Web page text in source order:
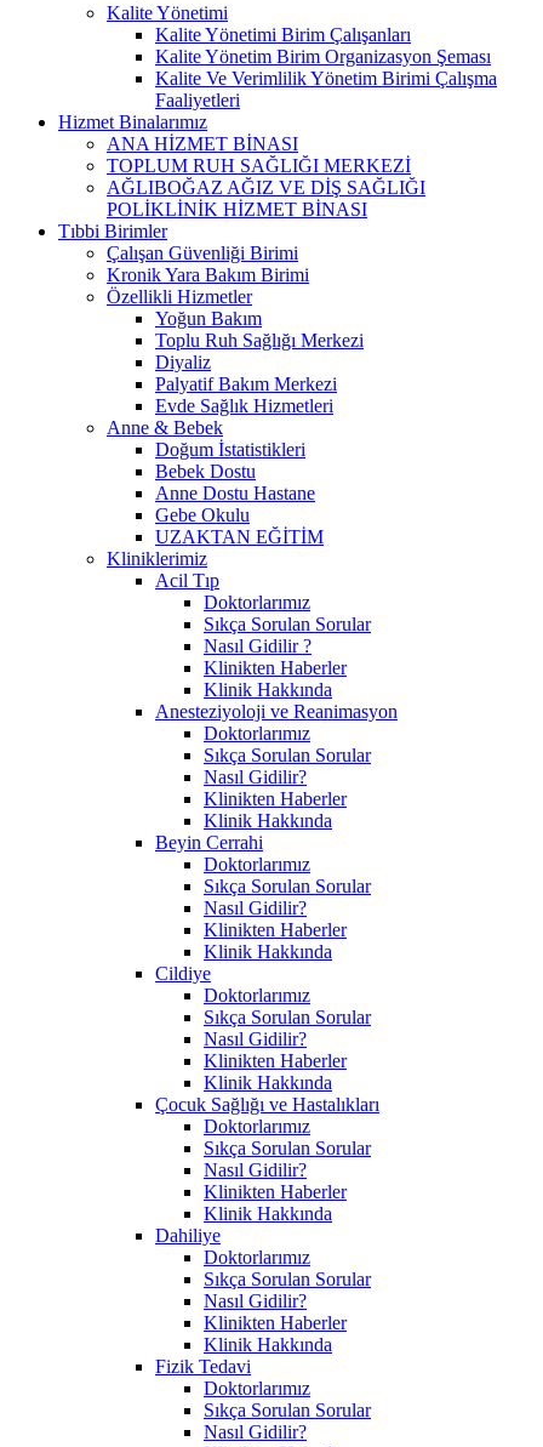
Kalite Yönetimi
Kalite Yönetimi Birim Çalışanları
Kalite Yönetim Birim Organizasyon Şeması
Kalite Ve Verimlilik Yönetim Birimi Çalışma
Faaliyetleri
Hizmet Binalarımız
ANA HİZMET BİNASI
TOPLUM RUH SAĞLIĞI MERKEZİ
AĞLIBOĞAZ AĞIZ VE DİŞ SAĞLIĞI
POLİKLİNİK HİZMET BİNASI
Tıbbi Birimler
Çalışan Güvenliği Birimi
Kronik Yara Bakım Birimi
Özellikli Hizmetler
Yoğun Bakım
Toplu Ruh Sağlığı Merkezi
Diyaliz
Palyatif Bakım Merkezi
Evde Sağlık Hizmetleri
Anne & Bebek
Doğum İstatistikleri
Bebek Dostu
Anne Dostu Hastane
Gebe Okulu
UZAKTAN EĞİTİM
Kliniklerimiz
Acil Tıp
Doktorlarımız
Sıkça Sorulan Sorular
Nasıl Gidilir ?
Klinikten Haberler
Klinik Hakkında
Anesteziyoloji ve Reanimasyon
Doktorlarımız
Sıkça Sorulan Sorular
Nasıl Gidilir?
Klinikten Haberler
Klinik Hakkında
Beyin Cerrahi
Doktorlarımız
Sıkça Sorulan Sorular
Nasıl Gidilir?
Klinikten Haberler
Klinik Hakkında
Cildiye
Doktorlarımız
Sıkça Sorulan Sorular
Nasıl Gidilir?
Klinikten Haberler
Klinik Hakkında
Çocuk Sağlığı ve Hastalıkları
Doktorlarımız
Sıkça Sorulan Sorular
Nasıl Gidilir?
Klinikten Haberler
Klinik Hakkında
Dahiliye
Doktorlarımız
Sıkça Sorulan Sorular
Nasıl Gidilir?
Klinikten Haberler
Klinik Hakkında
Fizik Tedavi
Doktorlarımız
Sıkça Sorulan Sorular
Nasıl Gidilir?